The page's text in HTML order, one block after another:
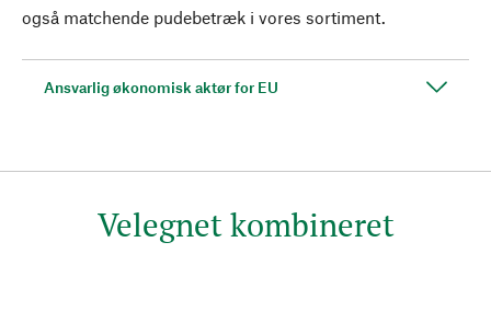
også matchende pudebetræk i vores sortiment.
Ansvarlig økonomisk aktør for EU
Velegnet kombineret